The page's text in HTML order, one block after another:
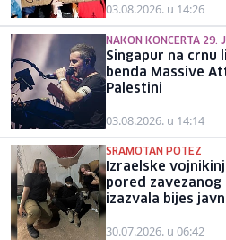
03.08.2026. u 14:26
NAKON KONCERTA 29.
Singapur na crnu
benda Massive
Palestini
03.08.2026. u 14:14
SRAMOTAN POTEZ
Izraelske
pored
izazvala bijes
30.07.2026. u 06:42